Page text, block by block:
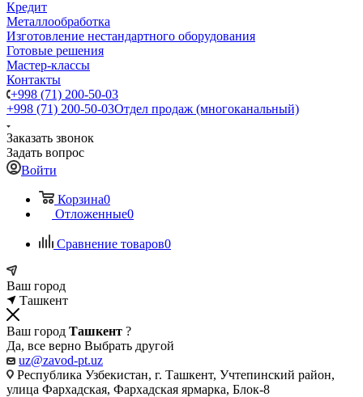
Кредит
Металлообработка
Изготовление нестандартного оборудования
Готовые решения
Мастер-классы
Контакты
+998 (71) 200-50-03
+998 (71) 200-50-03Отдел продаж (многоканальный)
Заказать звонок
Задать вопрос
Войти
Корзина0
Отложенные0
Сравнение товаров0
Ваш город
Ташкент
Ваш город Ташкент ?
Да, все верно Выбрать другой
uz@zavod-pt.uz
Республика Узбекистан, г. Ташкент, Учтепинский район,
улица Фархадская, Фархадская ярмарка, Блок-8